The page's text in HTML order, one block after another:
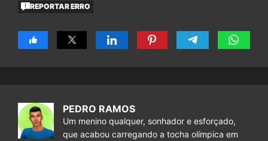
REPORTAR ERRO
PEDRO RAMOS
Um menino qualquer, sonhador e esforçado,
que acabou carregando a tocha olímpica em